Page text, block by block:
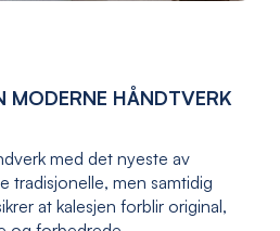
MODERNE HÅNDTVERK
med det nyeste av
tradisjonelle, men samtidig
at kalesjen forblir original,